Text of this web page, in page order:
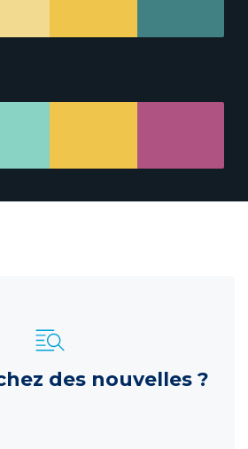
des nouvelles ?